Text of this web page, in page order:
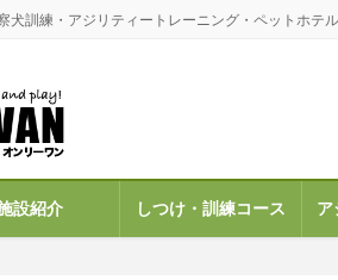
犬訓練・アジリティートレーニング・ペットホテ
設紹介 しつけ・訓練コース ア